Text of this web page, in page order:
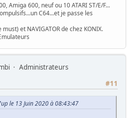
Amiga 600, neuf ou 10 ATARI ST/E/F...
C64...et je passe les
must) et NAVIGATOR de chez KONIX.
Administrateurs
#11
le 13 Juin 2020 à 08:43:47